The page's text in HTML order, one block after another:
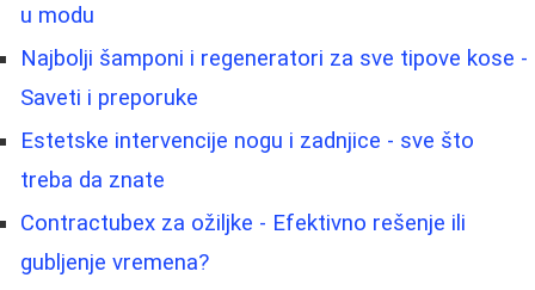
u modu
Najbolji šamponi i regeneratori za sve tipove kose -
Saveti i preporuke
Estetske intervencije nogu i zadnjice - sve što
treba da znate
Contractubex za ožiljke - Efektivno rešenje ili
gubljenje vremena?